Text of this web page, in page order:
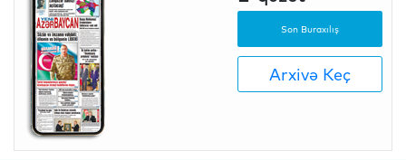
Son Buraxılış
Arxivə Keç